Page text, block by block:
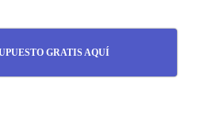
GRATIS AQUÍ